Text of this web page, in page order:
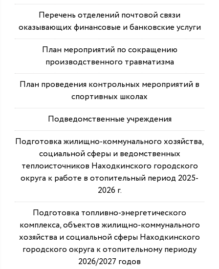
Перечень отделений почтовой связи
оказывающих финансовые и банковские услуги
План мероприятий по сокращению
производственного травматизма
План проведения контрольных мероприятий в
спортивных школах
Подведомственные учреждения
Подготовка жилищно-коммунального хозяйства,
социальной сферы и ведомственных
теплоисточников Находкинского городского
округа к работе в отопительный период 2025-
2026 г.
Подготовка топливно-энергетического
комплекса, объектов жилищно-коммунального
хозяйства и социальной сферы Находкинского
городского округа к отопительному периоду
2026/2027 годов